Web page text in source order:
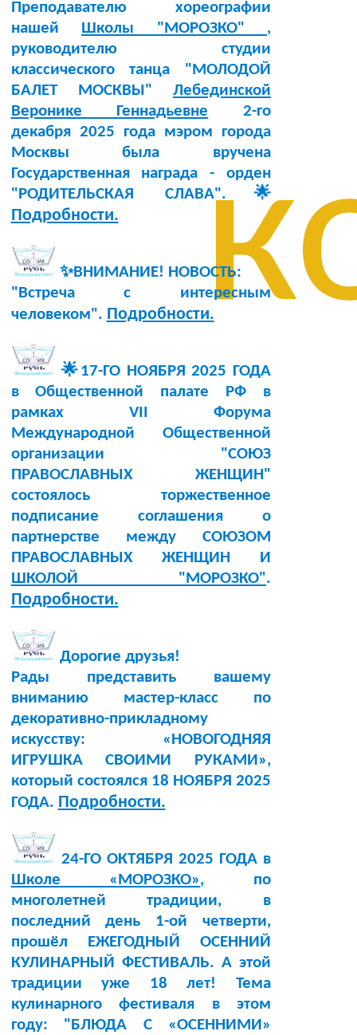
Преподавателю хореографии
нашей Школы "МОРОЗКО" ,
руководителю студии
классического танца "МОЛОДОЙ
БАЛЕТ МОСКВЫ" Лебединской
Веронике Геннадьевне 2-го
декабря 2025 года мэром города
Москвы была вручена
Государственная награда - орден
"РОДИТЕЛЬСКАЯ СЛАВА".🌟
Подробности.
✨ВНИМАНИЕ! НОВОСТЬ:
"Встреча с интересным
человеком". Подробности.
🌟17-ГО НОЯБРЯ 2025 ГОДА
в Общественной палате РФ в
рамках VII Форума
Международной Общественной
организации "СОЮЗ
ПРАВОСЛАВНЫХ ЖЕНЩИН"
состоялось торжественное
подписание соглашения о
партнерстве между СОЮЗОМ
ПРАВОСЛАВНЫХ ЖЕНЩИН И
ШКОЛОЙ "МОРОЗКО".
Подробности.
Дорогие друзья!
Рады представить вашему
вниманию мастер-класс по
декоративно-прикладному
искусству: «НОВОГОДНЯЯ
ИГРУШКА СВОИМИ РУКАМИ»,
который состоялся 18 НОЯБРЯ 2025
ГОДА. Подробности.
24-ГО ОКТЯБРЯ 2025 ГОДА в
Школе «МОРОЗКО», по
многолетней традиции, в
последний день 1-ой четверти,
прошёл ЕЖЕГОДНЫЙ ОСЕННИЙ
КУЛИНАРНЫЙ ФЕСТИВАЛЬ. А этой
традиции уже 18 лет! Тема
кулинарного фестиваля в этом
году: "БЛЮДА С «ОСЕННИМИ»